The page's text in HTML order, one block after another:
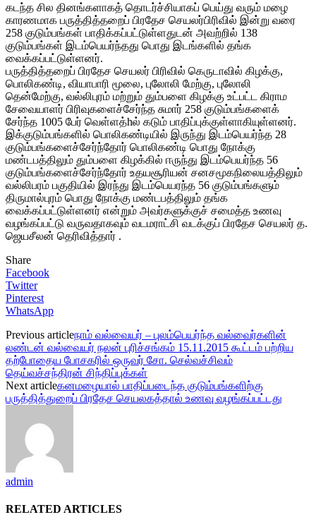
கடந்த சில தினங்களாகத் தொடர்ச்சியாகப் பெய்து வரும் மழை
காரணமாக பருத்தித்தறைப் பிரதேச செயலர்பிரிவில் இன்று வரை
258 குடும்பங்கள் பாதிக்கப்பட்டுள்ளதுடன் அவற்றில் 138
குடும்பங்கள் இடம்பெயர்ந்தது பொது இடங்களில் தங்க
வைக்கப்பட்டுள்ளனர்.
பருத்தித்தறைப் பிரதேச செயலர் பிரிவில் கெருடாவில் கிழக்கு,
பொலிகண்டி, வியாபாரி மூலை, புலோலி மேற்கு, புலோலி
தென்மேற்கு, வல்லிபுரம் மற்றும் தும்பளை கிழக்கு உட்பட்ட கிராம
சேவையாளர் பிரிவுகளைச்சேர்ந்த சுமார் 258 குடும்பங்களைக்
சேர்ந்த 1005 பேர் வெள்ளத்hல் கடும் பாதிப்புக்குள்ளாகியுள்ளனர்.
இக்குடும்பங்களில் பொலிகண்டியில் இருந்து இடம்பெயர்ந்த 28
குடும்பங்களைச்சேர்ந்தோர் பொலிகண்டி பொது நோக்கு
மண்டபத்திலும் தும்பளை கிழக்கில் ஈருந்து இடம்பெயர்ந்த 56
குடும்பங்களைச்சேர்ந்தோர் உதயசூரியன் சனசமூகநிலையத்திலும்
வல்லிபரம் பகுதியில் இரந்து இடம்பெயரந்த 56 குடும்பங்களும்
திருமால்புரம் பொது நோக்கு மண்டபத்திலும் தங்க
வைக்கப்பட்டுள்ளனர் என்றும் அவர்களுக்குச் சமைத்த உணவு
வழங்கப்பட்டு வருவதாகவும் வடமராட்சி வடக்குப் பிரதேச செயலர் த.
ஜெயசீலன் தெரிவித்தார் .
Share
Facebook
Twitter
Pinterest
WhatsApp
Previous articleநாம் வல்வையர் – புலம்பெயர்ந்த வல்வைர்களின்
லண்டன் வல்வையர் நலன் புரிச்சங்கம் 15.11.2015 கூட்டம் பற்றிய
தற்போதைய போசகரில் ஒருவர் சோ. செல்வச்சிவம்
தெய்வச்சந்திரன் சிந்திப்புக்கள்
Next articleகனமழையால் பாதிப்படைந்த குடும்பங்களிற்கு
பருத்தித்துறைப் பிரதேச செயலகத்தால் உணவு வழங்கப்பட்டது
admin
RELATED ARTICLES